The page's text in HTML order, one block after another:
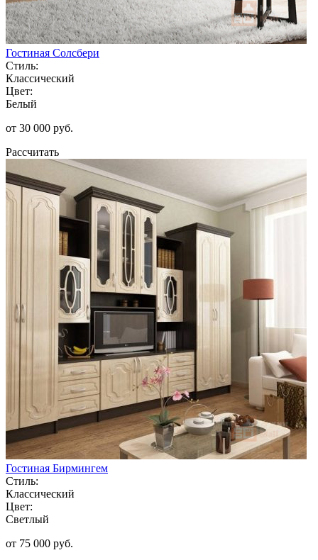
Гостиная Солсбери
Стиль:
Классический
Цвет:
Белый
от 30 000 руб.
Рассчитать
Гостиная Бирмингем
Стиль:
Классический
Цвет:
Светлый
от 75 000 руб.